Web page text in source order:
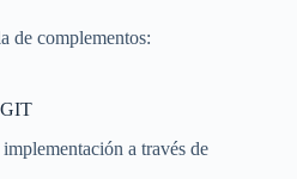
de complementos:
GIT
a través de